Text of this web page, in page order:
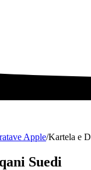
Apple/Kartela e
Suedi